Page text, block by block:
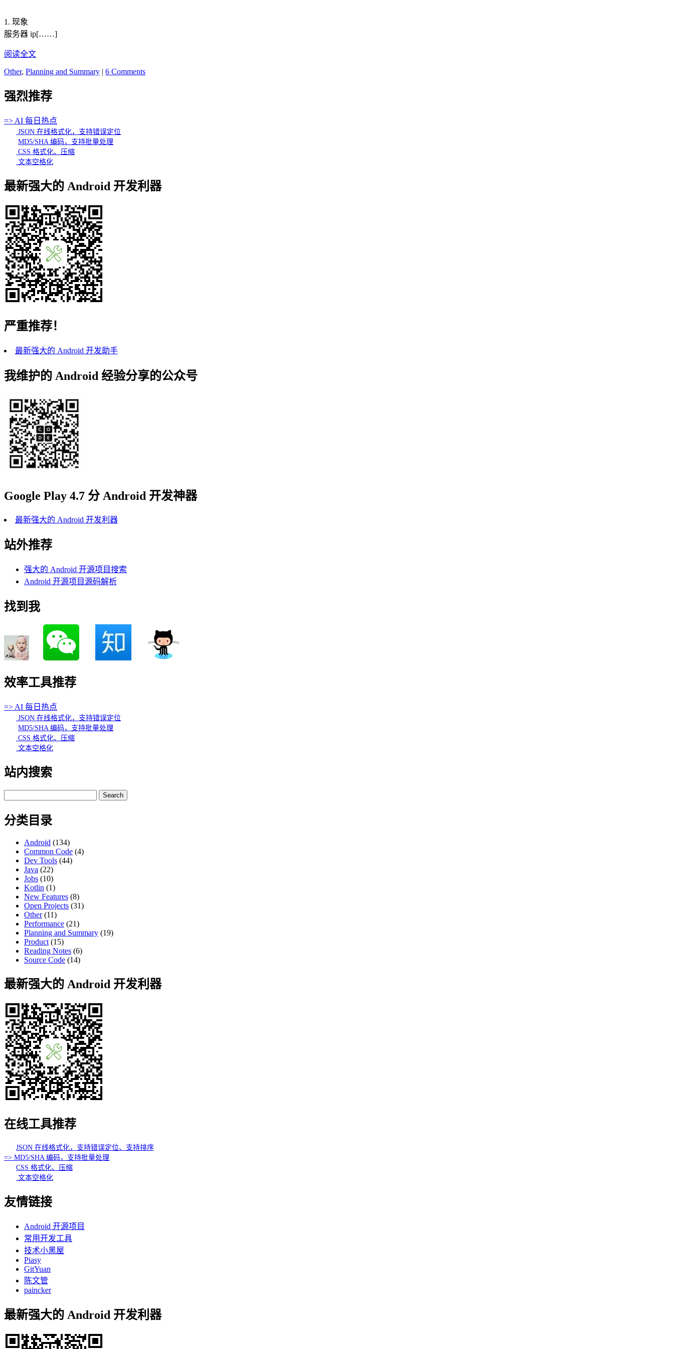
1. 现象
服务器 ip[……]
阅读全文
Other, Planning and Summary | 6 Comments
强烈推荐
=> AI 每日热点
JSON 在线格式化，支持错误定位
MD5/SHA 编码，支持批量处理
CSS 格式化、压缩
文本空格化
最新强大的 Android 开发利器
严重推荐！
最新强大的 Android 开发助手
我维护的 Android 经验分享的公众号
Google Play 4.7 分 Android 开发神器
最新强大的 Android 开发利器
站外推荐
强大的 Android 开源项目搜索
Android 开源项目源码解析
找到我
效率工具推荐
=> AI 每日热点
JSON 在线格式化，支持错误定位
MD5/SHA 编码，支持批量处理
CSS 格式化、压缩
文本空格化
站内搜索
for:
分类目录
Android (134)
Common Code (4)
Dev Tools (44)
Java (22)
Jobs (10)
Kotlin (1)
New Features (8)
Open Projects (31)
Other(11)
Performance (21)
Planning and Summary (19)
Product (15)
Reading Notes (6)
Source Code (14)
最新强大的 Android 开发利器
在线工具推荐
JSON 在线格式化，支持错误定位、支持排序
=> MD5/SHA 编码，支持批量处理
CSS 格式化、压缩
文本空格化
友情链接
Android 开源项目
常用开发工具
技术小黑屋
Piasy
GitYuan
陈文管
paincker
最新强大的 Android 开发利器